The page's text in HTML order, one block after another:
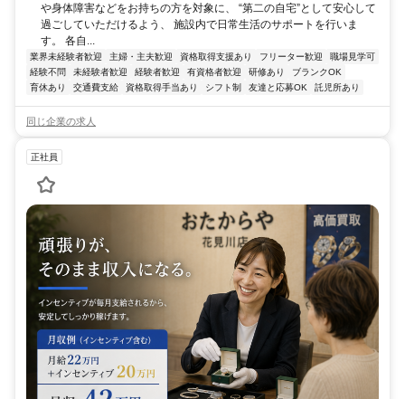
や身体障害などをお持ちの方を対象に、 “第二の自宅”として安心して
過ごしていただけるよう、 施設内で日常生活のサポートを行いま
す。 各自...
業界未経験者歓迎 主婦・主夫歓迎 資格取得支援あり フリーター歓迎
職場見学可
経験不問
未経験者歓迎 経験者歓迎 有資格者歓迎 研修あり
ブランクOK
育休あり
交通費支給 資格取得手当あり シフト制 友達と応募OK 託児所あり
同じ企業の求人
正社員